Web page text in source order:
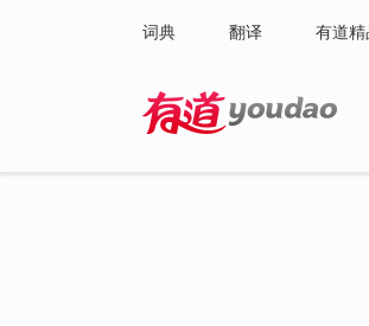
词典 翻译 有道精